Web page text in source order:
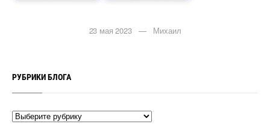
23 мая 2023 — Михаил
РУБРИКИ БЛОГА